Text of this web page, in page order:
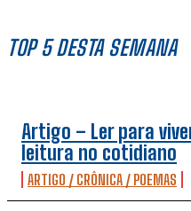
TOP 5 DESTA SEMANA
Artigo – Ler para
leitura no cotidiano
ARTIGO / CRÔNICA / POEMAS